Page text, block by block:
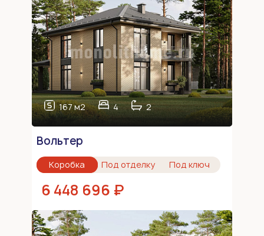
167 м2 4 2
Вольтер
Коробка Под отделку Под ключ
6 448 696 ₽